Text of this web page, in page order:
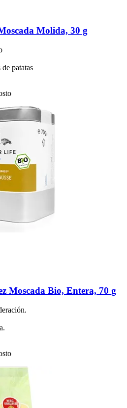
Molida, 30 g
patatas
Moscada Bio, Entera, 70 g